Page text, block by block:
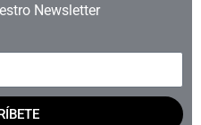
Newsletter